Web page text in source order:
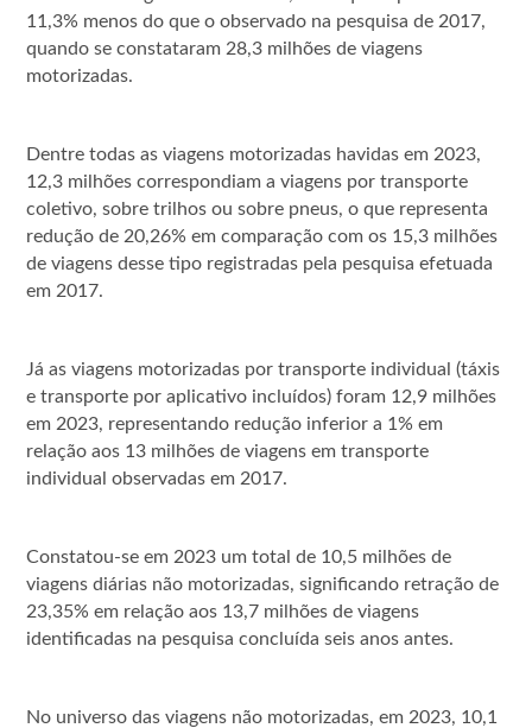
11,3% menos do que o observado na pesquisa de 2017,
quando se constataram 28,3 milhões de viagens
motorizadas.
Dentre todas as viagens motorizadas havidas em 2023,
12,3 milhões correspondiam a viagens por transporte
coletivo, sobre trilhos ou sobre pneus, o que representa
redução de 20,26% em comparação com os 15,3 milhões
de viagens desse tipo registradas pela pesquisa efetuada
em 2017.
Já as viagens motorizadas por transporte individual (táxis
e transporte por aplicativo incluídos) foram 12,9 milhões
em 2023, representando redução inferior a 1% em
relação aos 13 milhões de viagens em transporte
individual observadas em 2017.
Constatou-se em 2023 um total de 10,5 milhões de
viagens diárias não motorizadas, significando retração de
23,35% em relação aos 13,7 milhões de viagens
identificadas na pesquisa concluída seis anos antes.
No universo das viagens não motorizadas, em 2023, 10,1